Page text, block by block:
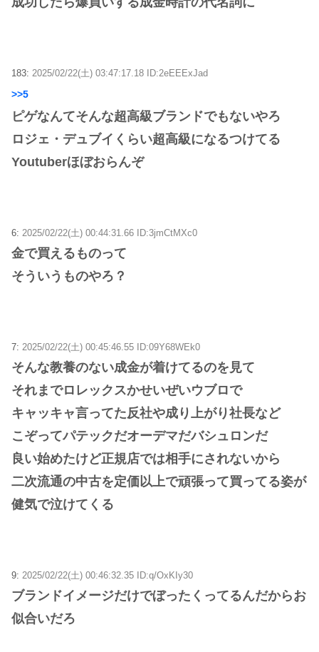
183: 2025/02/22(土) 03:47:17.18 ID:2eEEExJad
>>5
ピゲなんてそんな超高級ブランドでもないやろ
ロジェ・デュブイくらい超高級になるつけてる
Youtuberほぼおらんぞ
6: 2025/02/22(土) 00:44:31.66 ID:3jmCtMXc0
金で買えるものって
そういうものやろ？
7: 2025/02/22(土) 00:45:46.55 ID:09Y68WEk0
そんな教養のない成金が着けてるのを見て
それまでロレックスかせいぜいウブロで
キャッキャ言ってた反社や成り上がり社長など
こぞってパテックだオーデマだバシュロンだ
良い始めたけど正規店では相手にされないから
二次流通の中古を定価以上で頑張って買ってる姿が
健気で泣けてくる
9: 2025/02/22(土) 00:46:32.35 ID:q/OxKIy30
ブランドイメージだけでぼったくってるんだからお
似合いだろ